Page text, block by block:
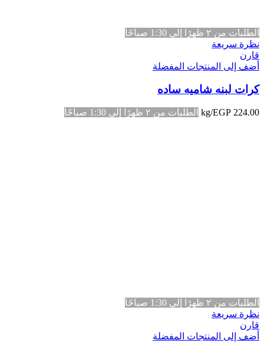
الطلبات من ٢ ظهرًا إلى 1:30 صباحًا
نظرة سريعة
قارن
أضف إلى المنتجات المفضلة
كرات لبنه شاميه ساده
EGP 224.00
/kg الطلبات من ٢ ظهرًا إلى 1:30 صباحًا
الطلبات من ٢ ظهرًا إلى 1:30 صباحًا
نظرة سريعة
قارن
أضف إلى المنتجات المفضلة